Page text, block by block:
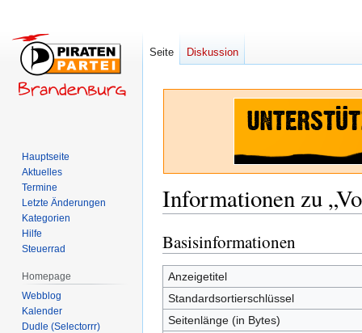
Informationen zu
Zur
Navigation
springen
Zur
Suche
springen
Basisinformationen
Anzeigetitel
Standardsortierschlüssel
Seitenlänge (in Bytes)
Seite Diskussion
Hauptseite
Aktuelles
Termine
Letzte Änderungen
Kategorien
Hilfe
Steuerrad
Homepage
Webblog
Kalender
Dudle (Selectorrr)